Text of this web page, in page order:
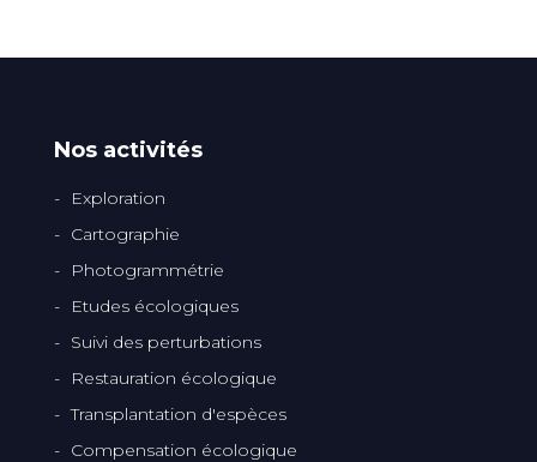
Nos activités
Exploration
Cartographie
Photogrammétrie
Etudes écologiques
Suivi des perturbations
Restauration écologique
Transplantation d'espèces
Compensation écologique